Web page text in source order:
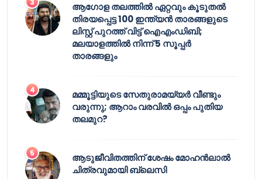
ആഗോള തലത്തിൽ ഏറ്റവും കൂടുതൽ
തിരയപ്പെട്ട 100 ഇന്ത്യൻ താരങ്ങളുടെ
ലിസ്റ്റ് പുറത്ത് വിട്ട് ഐഎംഡിബി;
മലയാളത്തിൽ നിന്ന് 5 സൂപ്പർ
താരങ്ങളും
മമ്മൂട്ടിയുടെ സേതുരാമയ്യർ വീണ്ടും
വരുന്നു; ആറാം വരവിൽ ഒപ്പം പുതിയ
തലമുറ?
ആടുജീവിതത്തിന് ശേഷം മോഹൻലാൽ
ചിത്രവുമായി ബ്ലെസി